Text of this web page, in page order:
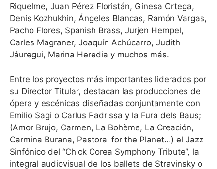
Riquelme, Juan Pérez Floristán, Ginesa Ortega,
Denis Kozhukhin, Ángeles Blancas, Ramón Vargas,
Pacho Flores, Spanish Brass, Jurjen Hempel,
Carles Magraner, Joaquín Achúcarro, Judith
Jáuregui, Marina Heredia y muchos más.
Entre los proyectos más importantes liderados por
su Director Titular, destacan las producciones de
ópera y escénicas diseñadas conjuntamente con
Emilio Sagi o Carlus Padrissa y la Fura dels Baus;
(Amor Brujo, Carmen, La Bohème, La Creación,
Carmina Burana, Pastoral for the Planet…) el Jazz
Sinfónico del “Chick Corea Symphony Tribute”, la
integral audiovisual de los ballets de Stravinsky o